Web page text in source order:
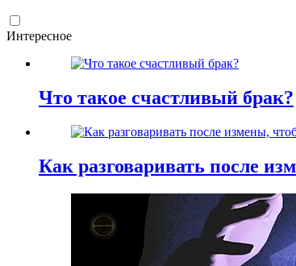
Интересное
Что такое счастливый брак?
Как разговаривать после